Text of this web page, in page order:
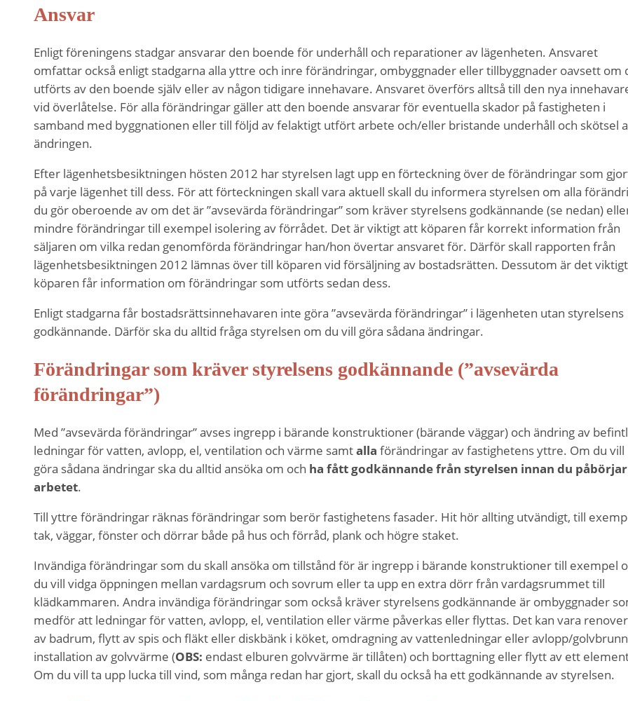
Ansvar
Enligt föreningens stadgar ansvarar den boende för underhåll och reparationer av lägenheten. Ansvaret
omfattar också enligt stadgarna alla yttre och inre förändringar, ombyggnader eller tillbyggnader oavsett om
utförts av den boende själv eller av någon tidigare innehavare. Ansvaret överförs alltså till den nya
vid överlåtelse. För alla förändringar gäller att den boende ansvarar för eventuella skador på fastigheten i
samband med byggnationen eller till följd av felaktigt utfört arbete och/eller bristande underhåll och skötsel
ändringen.
Efter lägenhetsbesiktningen hösten 2012 har styrelsen lagt upp en förteckning över de förändringar som
på varje lägenhet till dess. För att förteckningen skall vara aktuell skall du informera styrelsen om alla
du gör oberoende av om det är ”avsevärda förändringar” som kräver styrelsens godkännande (se nedan)
mindre förändringar till exempel isolering av förrådet. Det är viktigt att köparen får korrekt information från
säljaren om vilka redan genomförda förändringar han/hon övertar ansvaret för. Därför skall rapporten från
lägenhetsbesiktningen 2012 lämnas över till köparen vid försäljning av bostadsrätten. Dessutom är det
köparen får information om förändringar som utförts sedan dess.
Enligt stadgarna får bostadsrättsinnehavaren inte göra ”avsevärda förändringar” i lägenheten utan styrelsens
godkännande. Därför ska du alltid fråga styrelsen om du vill göra sådana ändringar.
Förändringar som kräver styrelsens godkännande (”avsevärda
förändringar”)
Med ”avsevärda förändringar” avses ingrepp i bärande konstruktioner (bärande väggar) och ändring av
ledningar för vatten, avlopp, el, ventilation och värme samtalla förändringar av fastighetens yttre. Om du vill
göra sådana ändringar ska du alltid ansöka om och ha fått godkännande från styrelsen innan du påbörjar
arbetet.
Till yttre förändringar räknas förändringar som berör fastighetens fasader. Hit hör allting utvändigt, till
tak, väggar, fönster och dörrar både på hus och förråd, plank och högre staket.
Invändiga förändringar som du skall ansöka om tillstånd för är ingrepp i bärande konstruktioner till exempel
du vill vidga öppningen mellan vardagsrum och sovrum eller ta upp en extra dörr från vardagsrummet till
klädkammaren. Andra invändiga förändringar som också kräver styrelsens godkännande är ombyggnader
medför att ledningar för vatten, avlopp, el, ventilation eller värme påverkas eller flyttas. Det kan vara
av badrum, flytt av spis och fläkt eller diskbänk i köket, omdragning av vattenledningar eller avlopp/
installation av golvvärme (OBS: endast elburen golvvärme är tillåten) och borttagning eller flytt av ett
Om du vill ta upp lucka till vind, som många redan har gjort, skall du också ha ett godkännande av styrelsen.
Nödvändiga
Dessa kakor
går inte att
välja bort. De
behövs för
att hemsidan
över huvud
taget ska
fungera.
Statistik
förbättra
hemsidans
funktionalitet
och
baserat på
hur
används.
Upplevelse
För att vår
hemsida ska
bra som